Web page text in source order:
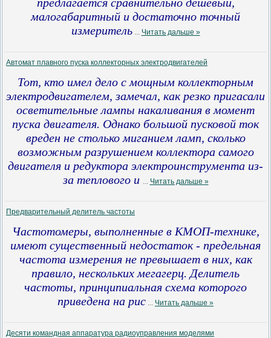
малогабаритный и достаточно точный
измеритель ... Читать дальше »
Автомат плавного пуска коллекторных электродвигателей
Тот, кто имел дело с мощным коллекторным
электродвигателем, замечал, как резко пригасали
осветительные лампы накаливания в момент
пуска двигателя. Однако большой пусковой ток
вреден не столько миганием ламп, сколько
возможным разрушением коллектора самого
двигателя и редуктора электроинструмента из-
за теплового и ... Читать дальше »
Предварительный делитель частоты
Частотомеры, выполненные в КМОП-технике,
имеют существенный недостаток - предельная
частота измерения не превышает в них, как
правило, нескольких мегагерц. Делитель
частоты, принципиальная схема которого
приведена на рис ... Читать дальше »
Десяти командная аппаратура радиоуправления моделями